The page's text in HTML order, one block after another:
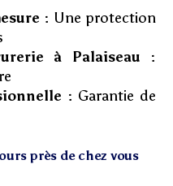
: Une protection
à Palaiseau :
: Garantie de
près de chez vous